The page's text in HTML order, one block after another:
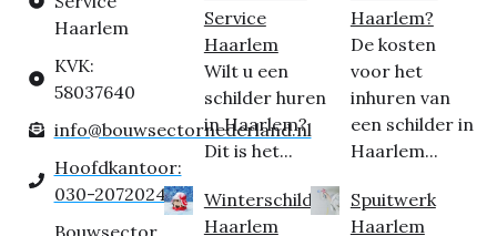
Haarlem
KVK:
58037640
info@bouwsectornederland.nl
Hoofdkantoor:
030-2072024
Bouwsector
Service
Haarlem
Wilt u een
schilder huren
in Haarlem?
Dit is het...
Winterschilder
Haarlem
Haarlem?
De kosten
voor het
inhuren van
een schilder in
Haarlem...
Spuitwerk
Haarlem